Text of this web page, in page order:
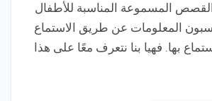
المسموعة المناسبة للأطفال
المعلومات عن طريق الاستماع
بها. فهيا بنا نتعرف معًا على هذا